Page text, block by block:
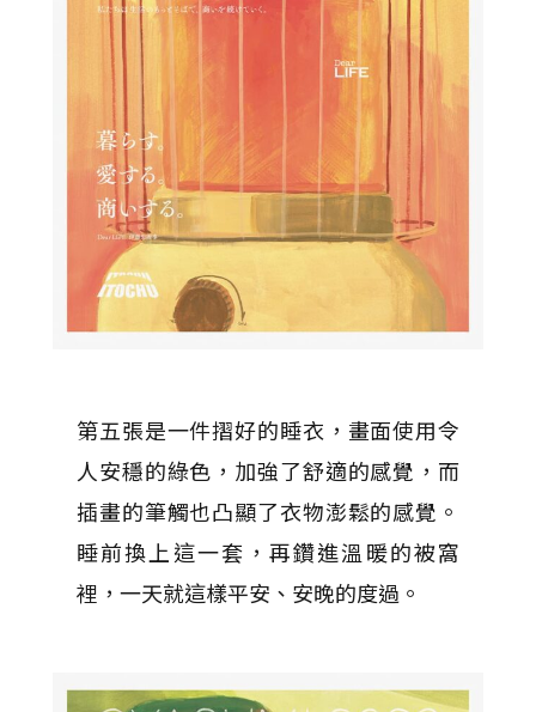
第五張是一件摺好的睡衣，畫面使用令
人安穩的綠色，加強了舒適的感覺，而
插畫的筆觸也凸顯了衣物澎鬆的感覺。
睡前換上這一套，再鑽進溫暖的被窩
裡，一天就這樣平安、安晚的度過。